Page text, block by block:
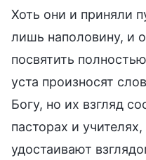
Хоть они и приняли
лишь наполовину, и
посвятить
уста произносят
Богу, но их взгляд
пасторах и
удостаивают